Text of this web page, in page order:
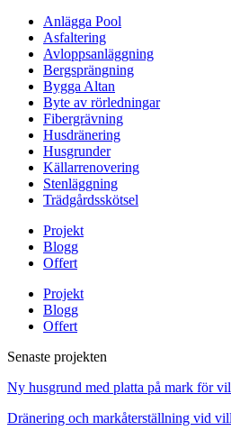
Anlägga Pool
Asfaltering
Avloppsanläggning
Bergsprängning
Bygga Altan
Byte av rörledningar
Fibergrävning
Husdränering
Husgrunder
Källarrenovering
Stenläggning
Trädgårdsskötsel
Projekt
Blogg
Offert
Projekt
Blogg
Offert
Senaste projekten
Ny husgrund med platta på mark för
Dränering och markåterställning vid